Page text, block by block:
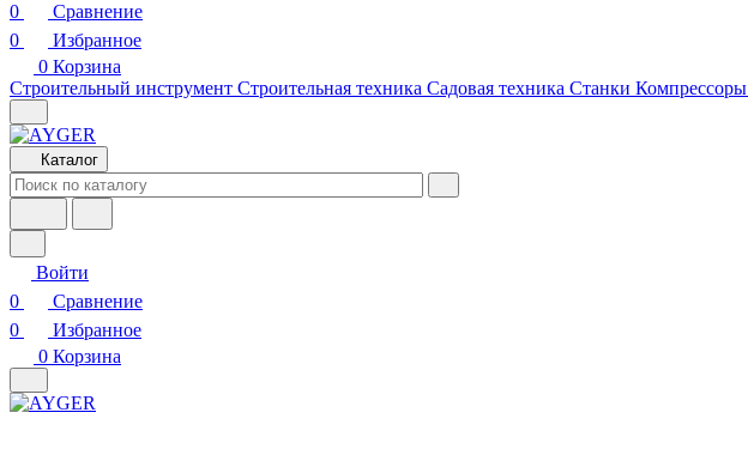
0
Сравнение
0
Избранное
0 Корзина
Строительный инструмент Строительная техника Садовая техника Станки Компрессоры
Каталог
Войти
0
Сравнение
0
Избранное
0 Корзина